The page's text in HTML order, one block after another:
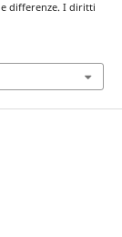
differenze. I diritti